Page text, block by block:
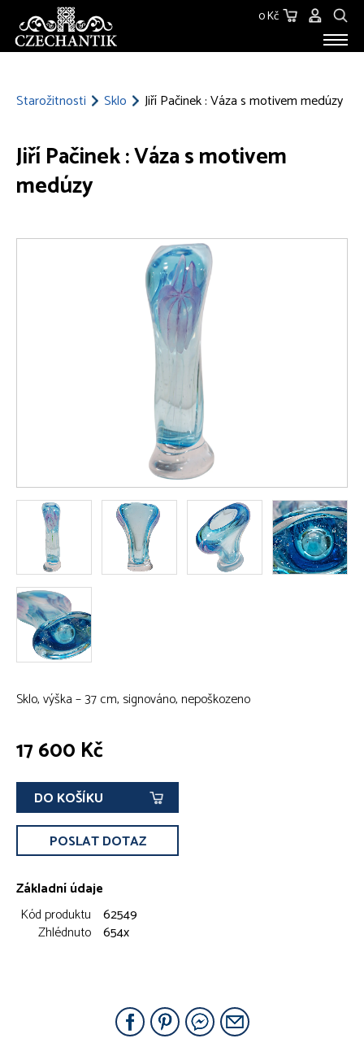
0 Kč
O NÁS
Starožitnosti Sklo Jiří Pačinek : Váza s motivem medúzy
Jiří Pačinek : Váza s motivem
medúzy
Sklo, výška – 37 cm, signováno, nepoškozeno
17 600 Kč
DO KOŠÍKU
POSLAT DOTAZ
Základní údaje
Kód produktu 62549
Zhlédnuto 654x